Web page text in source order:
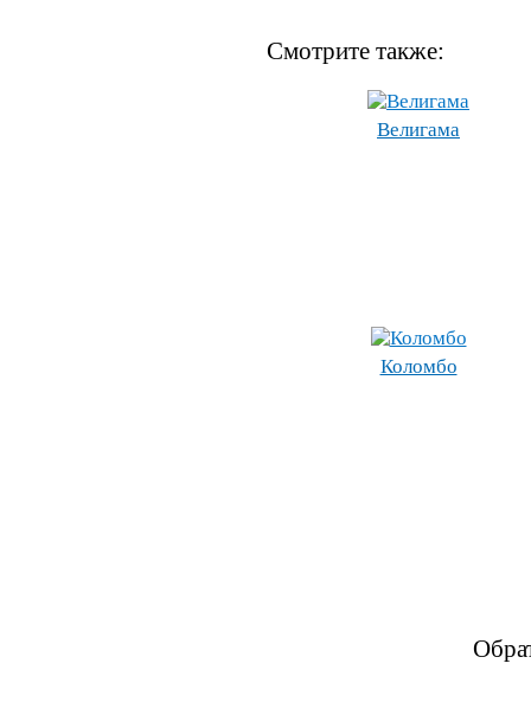
Смотрите также:
Велигама
Коломбо